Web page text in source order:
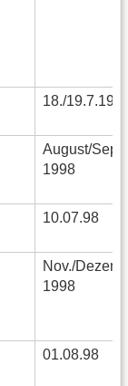
18./
August/
1998
10.07.98
Nov./
1998
01.08.98